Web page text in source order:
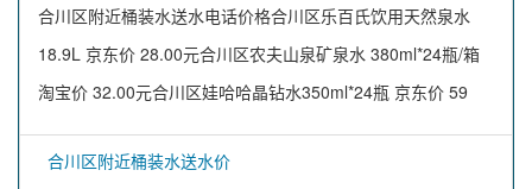
合川区附近桶装水送水电话价格合川区乐百氏饮用天然泉水
18.9L 京东价 28.00元合川区农夫山泉矿泉水 380ml*24瓶/箱
淘宝价 32.00元合川区娃哈哈晶钻水350ml*24瓶 京东价 59
合川区附近桶装水送水价